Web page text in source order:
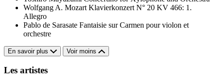
Wolfgang A. Mozart Klavierkonzert N° 20 KV 466: 1.
Allegro
Pablo de Sarasate Fantaisie sur Carmen pour violon et
orchestre
En savoir plus Voir moins
Les artistes